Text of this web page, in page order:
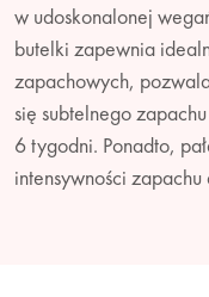
w udoskonalonej
butelki zapewnia
zapachowych,
się subtelnego
6 tygodni. Ponadto,
intensywności